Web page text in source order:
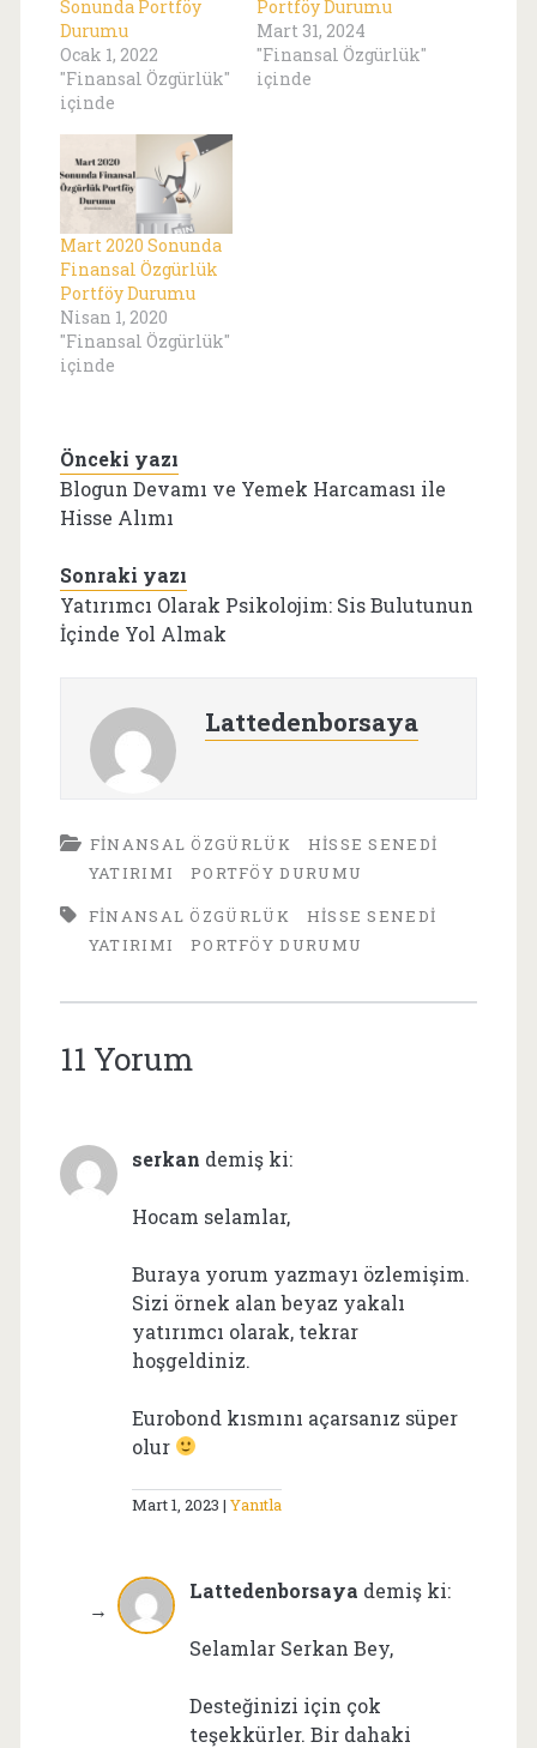
Sonunda Portföy
Durumu
Ocak 1, 2022
"Finansal Özgürlük"
içinde
Portföy Durumu
Mart 31, 2024
"Finansal Özgürlük"
içinde
Mart 2020 Sonunda
Finansal Özgürlük
Portföy Durumu
Nisan 1, 2020
"Finansal Özgürlük"
içinde
Önceki yazı
Blogun Devamı ve Yemek Harcaması ile
Hisse Alımı
Sonraki yazı
Yatırımcı Olarak Psikolojim: Sis Bulutunun
İçinde Yol Almak
Lattedenborsaya
FINANSAL ÖZGÜRLÜK
HISSE SENEDI
YATIRIMI
PORTFÖY DURUMU
FINANSAL ÖZGÜRLÜK
HISSE SENEDI
YATIRIMI
PORTFÖY DURUMU
11 Yorum
serkan demiş ki:
Hocam selamlar,
Buraya yorum yazmayı özlemişim.
Sizi örnek alan beyaz yakalı
yatırımcı olarak, tekrar
hoşgeldiniz.
Eurobond kısmını açarsanız süper
olur
Mart 1, 2023 Yanıtla
Lattedenborsaya demiş ki:
Selamlar Serkan Bey,
Desteğinizi için çok
teşekkürler. Bir dahaki